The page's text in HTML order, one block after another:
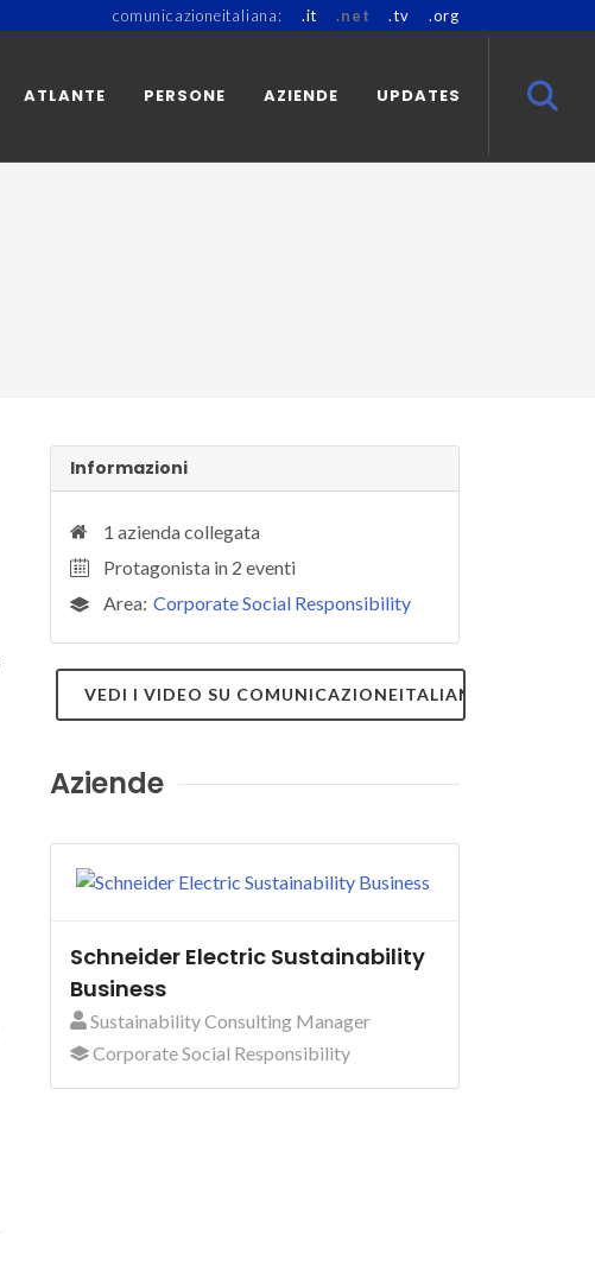
comunicazioneitaliana: .it .net .tv .org
ATLANTE PERSONE AZIENDE UPDATES
Informazioni
1 azienda collegata
Protagonista in 2 eventi
Area: Corporate Social Responsibility
VEDI I VIDEO SU COMUNICAZIONEITALIANA.TV
Aziende
Schneider Electric Sustainability
Business
Sustainability Consulting Manager
Corporate Social Responsibility